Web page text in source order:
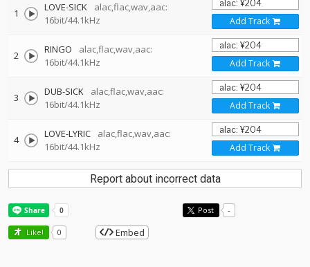
1 LOVE-SICK
alac,flac,wav,aac:
16bit/44.1kHz
Add Track
2 RINGO
alac,flac,wav,aac:
16bit/44.1kHz
Add Track
3 DUB-SICK
alac,flac,wav,aac:
16bit/44.1kHz
Add Track
4 LOVE-LYRIC
alac,flac,wav,aac:
16bit/44.1kHz
Add Track
Report about incorrect data
Post -
Like! 0 Embed